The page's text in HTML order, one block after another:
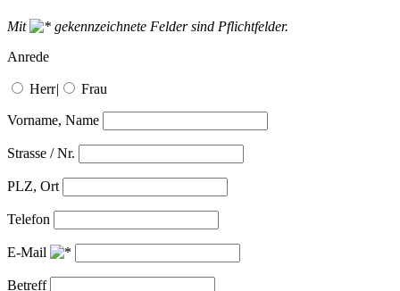
Mit
gekennzeichnete Felder sind Pflichtfelder.
Anrede
Herr| Frau
Vorname, Name
Strasse / Nr.
PLZ, Ort
Telefon
E-Mail
Betreff